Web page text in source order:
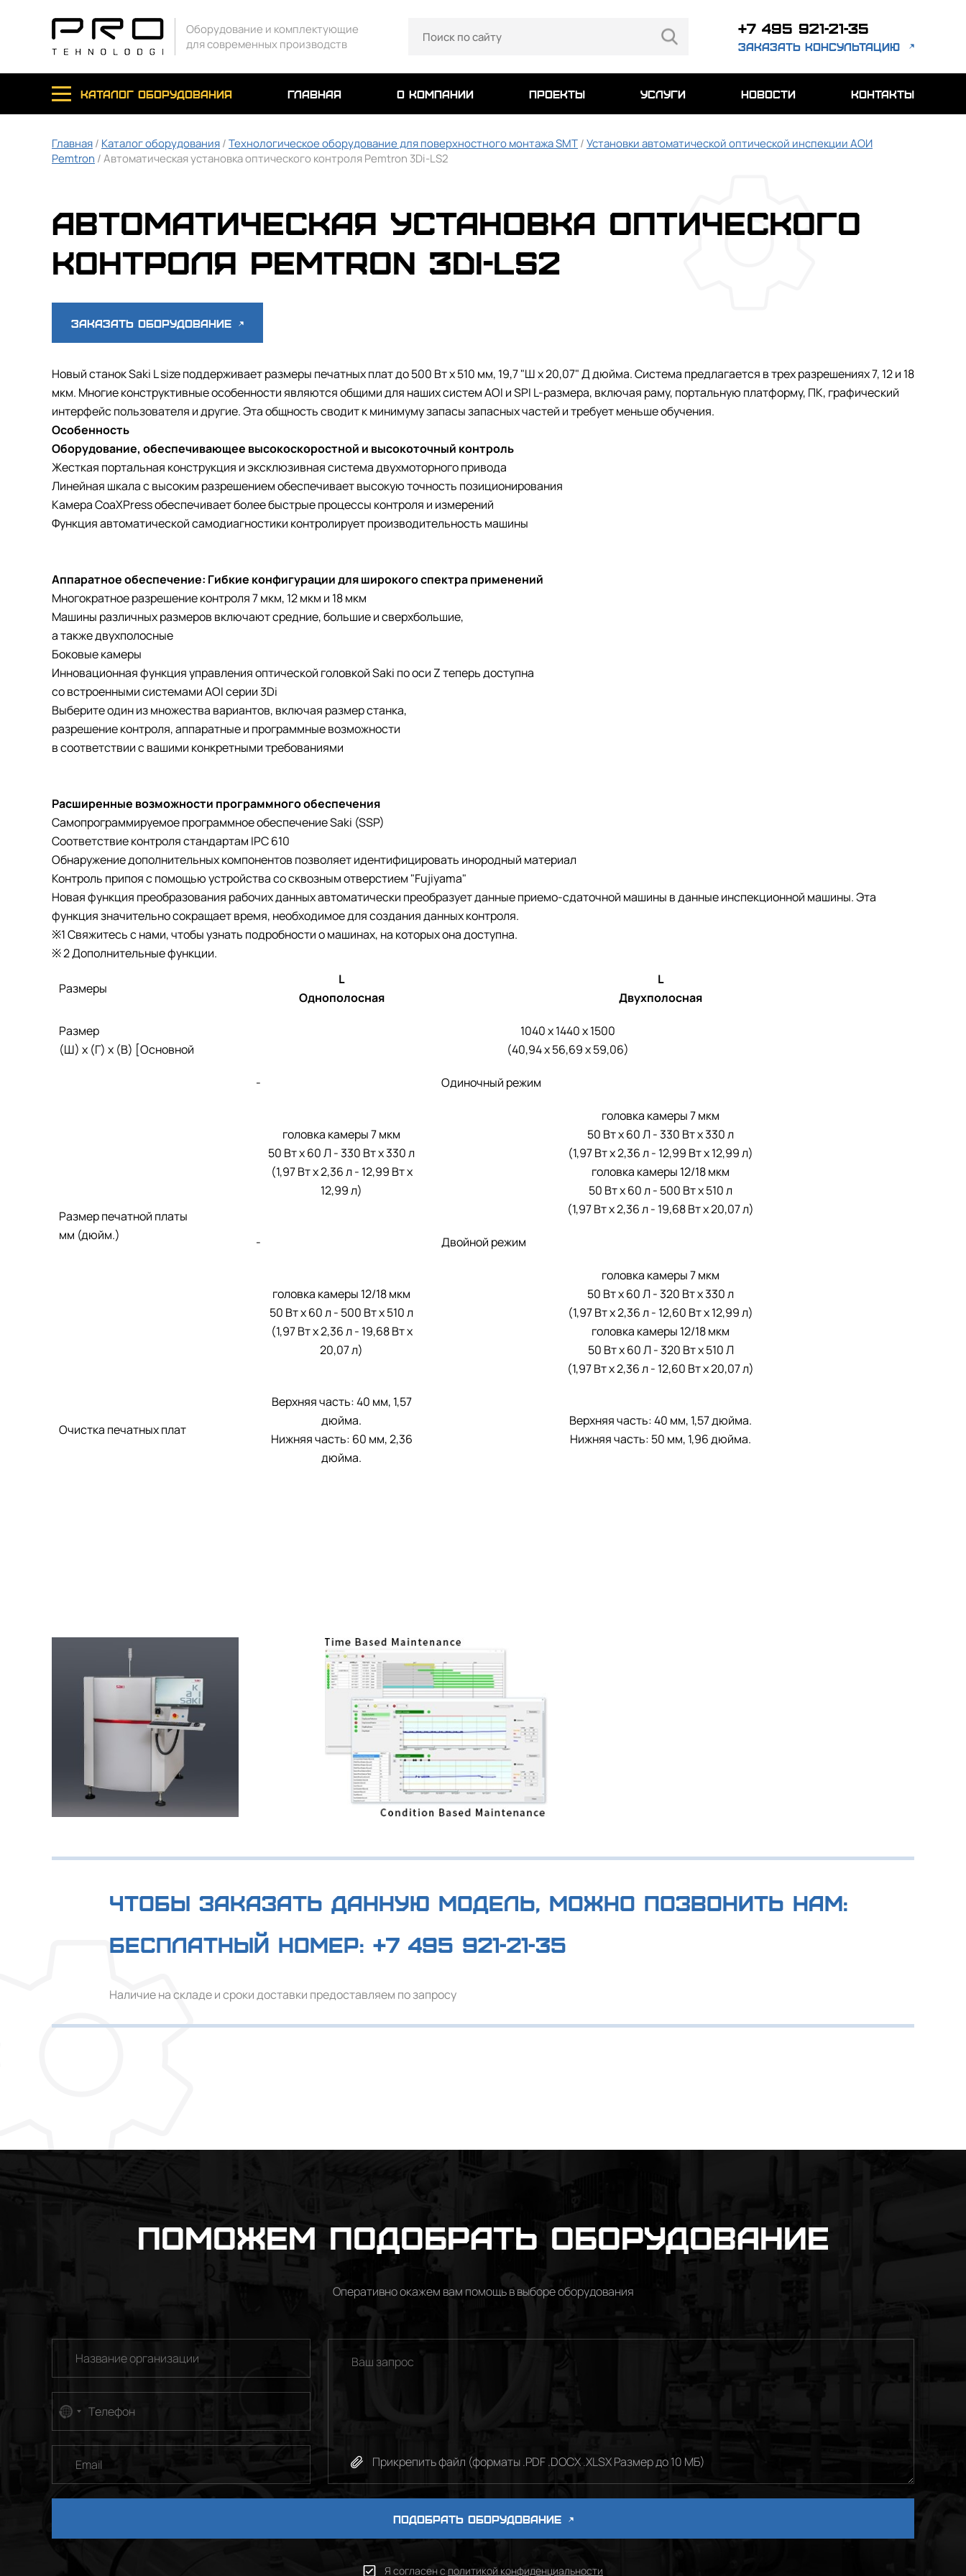
Оборудование и комплектующие
для современных производств
+7 495 921-21-35
заказать консультацию
каталог оборудования главная о компании проекты услуги новости контакты
Главная/ Каталог оборудования/Технологическое оборудование для поверхностного монтажа SMT/Установки автоматической оптической инспекции АОИ
Pemtron / Автоматическая установка оптического контроля Pemtron 3Di-LS2
Автоматическая установка оптического
контроля Pemtron 3Di-LS2
Заказать оборудование
Новый станок Saki L size поддерживает размеры печатных плат до 500 Вт x 510 мм, 19,7 "Ш x 20,07" Д дюйма. Система предлагается в трех разрешениях 7, 12 и 18
мкм. Многие конструктивные особенности являются общими для наших систем AOI и SPI L-размера, включая раму, портальную платформу, ПК, графический
интерфейс пользователя и другие. Эта общность сводит к минимуму запасы запасных частей и требует меньше обучения.
Особенность
Оборудование, обеспечивающее высокоскоростной и высокоточный контроль
Жесткая портальная конструкция и эксклюзивная система двухмоторного привода
Линейная шкала с высоким разрешением обеспечивает высокую точность позиционирования
Камера CoaXPress обеспечивает более быстрые процессы контроля и измерений
Функция автоматической самодиагностики контролирует производительность машины
Аппаратное обеспечение: Гибкие конфигурации для широкого спектра применений
Многократное разрешение контроля 7 мкм, 12 мкм и 18 мкм
Машины различных размеров включают средние, большие и сверхбольшие,
а также двухполосные
Боковые камеры
Инновационная функция управления оптической головкой Saki по оси Z теперь доступна
со встроенными системами AOI серии 3Di
Выберите один из множества вариантов, включая размер станка,
разрешение контроля, аппаратные и программные возможности
в соответствии с вашими конкретными требованиями
Расширенные возможности программного обеспечения
Самопрограммируемое программное обеспечение Saki (SSP)
Соответствие контроля стандартам IPC 610
Обнаружение дополнительных компонентов позволяет идентифицировать инородный материал
Контроль припоя с помощью устройства со сквозным отверстием "Fujiyama"
Новая функция преобразования рабочих данных автоматически преобразует данные приемо-сдаточной машины в данные инспекционной машины. Эта
функция значительно сокращает время, необходимое для создания данных контроля.
※1 Свяжитесь с нами, чтобы узнать подробности о машинах, на которых она доступна.
※ 2 Дополнительные функции.
Размеры
L
Однополосная
L
Двухполосная
Размер
(Ш) x (Г) x (В) [Основной
1040 x 1440 x 1500
(40,94 x 56,69 x 59,06)
Размер печатной платы
мм (дюйм.)
- Одиночный режим
головка камеры 7 мкм
50 Вт x 60 Л - 330 Вт x 330 л
(1,97 Вт x 2,36 л - 12,99 Вт x
12,99 л)
головка камеры 7 мкм
50 Вт x 60 Л - 330 Вт x 330 л
(1,97 Вт x 2,36 л - 12,99 Вт x 12,99 л)
головка камеры 12/18 мкм
50 Вт x 60 л - 500 Вт x 510 л
(1,97 Вт x 2,36 л - 19,68 Вт x 20,07 л)
- Двойной режим
головка камеры 12/18 мкм
50 Вт x 60 л - 500 Вт x 510 л
(1,97 Вт x 2,36 л - 19,68 Вт x
20,07 л)
головка камеры 7 мкм
50 Вт x 60 Л - 320 Вт x 330 л
(1,97 Вт x 2,36 л - 12,60 Вт x 12,99 л)
головка камеры 12/18 мкм
50 Вт x 60 Л - 320 Вт x 510 Л
(1,97 Вт x 2,36 л - 12,60 Вт x 20,07 л)
Очистка печатных плат
Верхняя часть: 40 мм, 1,57
дюйма.
Нижняя часть: 60 мм, 2,36
дюйма.
Верхняя часть: 40 мм, 1,57 дюйма.
Нижняя часть: 50 мм, 1,96 дюйма.
Чтобы заказать данную модель, можно позвонить нам:
Бесплатный номер: +7 495 921-21-35
Наличие на складе и сроки доставки предоставляем по запросу
Поможем подобрать оборудование
Оперативно окажем вам помощь в выборе оборудования
No
Прикрепить файл (форматы .PDF .DOCX .XLSX Размер до 10 МБ)
ПОДОБРАТЬ ОБОРУДОВАНИЕ
Я согласен с политикой конфиденциальности